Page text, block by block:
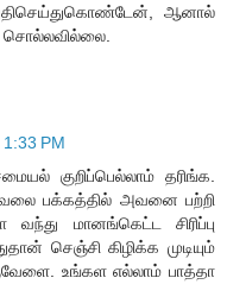
ஆனால்
சொல்லவில்லை.
PM
குறிப்பெல்லாம் தரிங்க.
பக்கத்தில் அவனை பற்றி
வந்து மானங்கெட்ட சிரிப்பு
செஞ்சி கிழிக்க முடியும்
உங்கள எல்லாம் பாத்தா